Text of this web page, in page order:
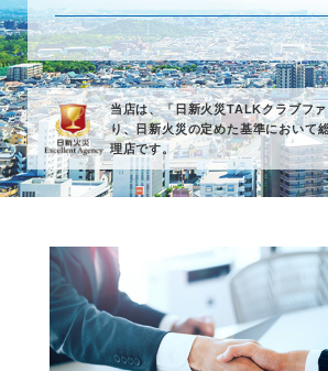
当店は、「日新火災TALKクラブフ
り、日新火災の定めた基準において
理店です。